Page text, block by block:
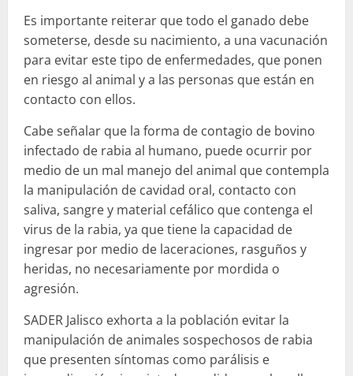
Es importante reiterar que todo el ganado debe
someterse, desde su nacimiento, a una vacunación
para evitar este tipo de enfermedades, que ponen
en riesgo al animal y a las personas que están en
contacto con ellos.
Cabe señalar que la forma de contagio de bovino
infectado de rabia al humano, puede ocurrir por
medio de un mal manejo del animal que contempla
la manipulación de cavidad oral, contacto con
saliva, sangre y material cefálico que contenga el
virus de la rabia, ya que tiene la capacidad de
ingresar por medio de laceraciones, rasguños y
heridas, no necesariamente por mordida o
agresión.
SADER Jalisco exhorta a la población evitar la
manipulación de animales sospechosos de rabia
que presenten síntomas como parálisis e